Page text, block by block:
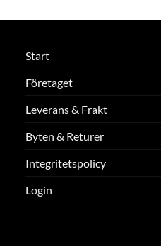
Start
Företaget
Leverans & Frakt
Byten & Returer
Integritetspolicy
Login